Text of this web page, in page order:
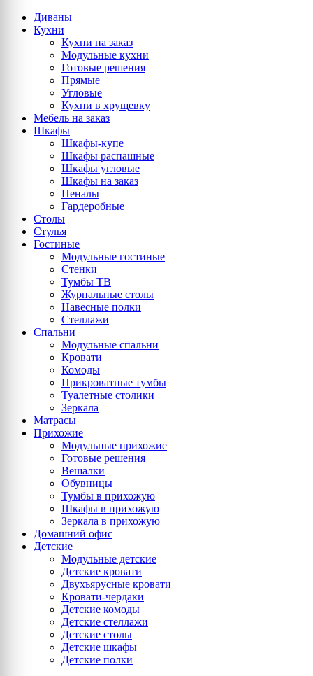
Диваны
Кухни
Кухни на заказ
Модульные кухни
Готовые решения
Прямые
Угловые
Кухни в хрущевку
Мебель на заказ
Шкафы
Шкафы-купе
Шкафы распашные
Шкафы угловые
Шкафы на заказ
Пеналы
Гардеробные
Столы
Стулья
Гостиные
Модульные гостиные
Стенки
Тумбы ТВ
Журнальные столы
Навесные полки
Стеллажи
Спальни
Модульные спальни
Кровати
Комоды
Прикроватные тумбы
Туалетные столики
Зеркала
Матрасы
Прихожие
Модульные прихожие
Готовые решения
Вешалки
Обувницы
Тумбы в прихожую
Шкафы в прихожую
Зеркала в прихожую
Домашний офис
Детские
Модульные детские
Детские кровати
Двухъярусные кровати
Кровати-чердаки
Детские комоды
Детские стеллажи
Детские столы
Детские шкафы
Детские полки